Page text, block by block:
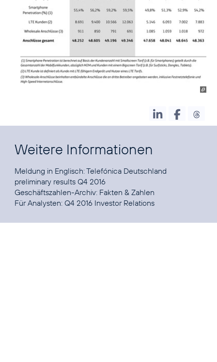
Weitere Informationen
Meldung in Englisch:Telefónica Deutschland
preliminary results Q4 2016
Geschäftszahlen-Archiv: Fakten & Zahlen
Für Analysten: Q4 2016 Investor Relations